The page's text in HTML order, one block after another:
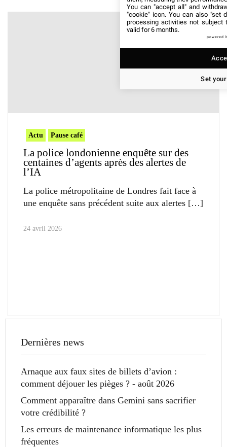
Actu Pause café
La police londonienne enquête sur des
centaines d’agents après des alertes de
l’IA
La police métropolitaine de Londres fait face à
une enquête sans précédent suite aux alertes
24 avril 2026
Dernières news
Arnaque aux faux sites de billets d’avion :
comment déjouer les pièges ? - août 2026
Comment apparaître dans Gemini sans sacrifier
votre crédibilité ?
Les erreurs de maintenance informatique les plus
fréquentes
You can "accept all" and
"cookie" icon. You can also "set
processing activities not subject
valid for 6 months.
powered
Set